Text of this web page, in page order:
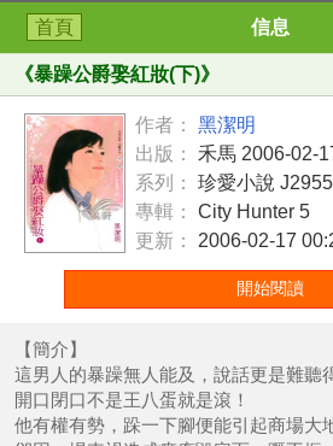
首頁 信息
《暴躁公爵娶紅妝(下)》
作者：
黑潔明
出版：
禾馬 2006-02-
系列：
珍愛小說 J2955
專輯：
City Hunter 5
更新：
2006-02-17
開始閱讀
【簡介】
這男人的暴躁無人能及，說話更是難聽
開口閉口不是王八蛋就是滾！
他有權有勢，跺一下腳便能引起商場大